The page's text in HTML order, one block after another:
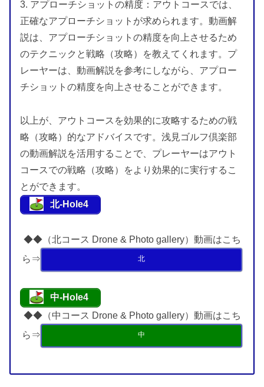
3. アプローチショットの精度：アウトコースでは、
正確なアプローチショットが求められます。動画解
説は、アプローチショットの精度を向上させるため
のテクニックと戦略（攻略）を教えてくれます。プ
レーヤーは、動画解説を参考にしながら、アプロー
チショットの精度を向上させることができます。
以上が、アウトコースを効果的に攻略するための戦
略（攻略）的なアドバイスです。浅見ゴルフ倶楽部
の動画解説を活用することで、プレーヤーはアウト
コースでの戦略（攻略）をより効果的に実行するこ
とができます。
北-Hole4
◆◆（北コース Drone & Photo gallery）動画はこち
ら⇒
北
中-Hole4
◆◆（中コース Drone & Photo gallery）動画はこち
ら⇒
中